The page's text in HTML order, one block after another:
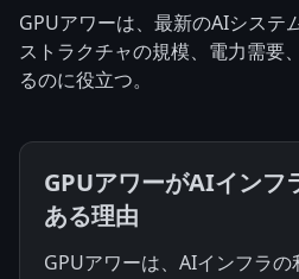
GPUアワーは、最新のAIシステ
ストラクチャの規模、電力需要
るのに役立つ。
GPUアワーがAIインフ
ある理由
GPUアワーは、AIインフラ